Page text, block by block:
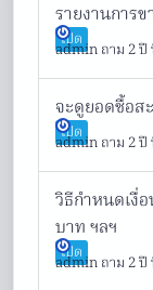
รายงานการ
เปิด
adminถาม 2 ปี
จะดูยอดซื้อส
เปิด
adminถาม 2 ปี
วิธีกำหนดเงื่
บาท ฯลฯ
เปิด
adminถาม 2 ปี